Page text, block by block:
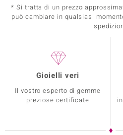
* Si tratta di un prezzo
può cambiare in qualsiasi
Gioielli veri
Il vostro esperto di gemme
preziose certificate